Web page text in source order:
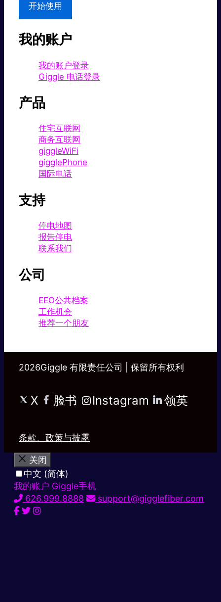
开始使用
我的账户
我的账户登录
Giggle 电话登录
产品
住宅互联网
商务互联网
giggleWiFi
gigglePhone
国际电话
支持
停电地图
报告停电
联系我们
公司
EEO公共档案
工作机会
推荐一个朋友
2026Giggle 有限责任公司 | 保留所有权利
X 脸书 Instagram 领英
条款、政策与披露
关闭
中文 (简体)
我的账户 Giggle手机
626.999.8888
support@gigglefiber.com